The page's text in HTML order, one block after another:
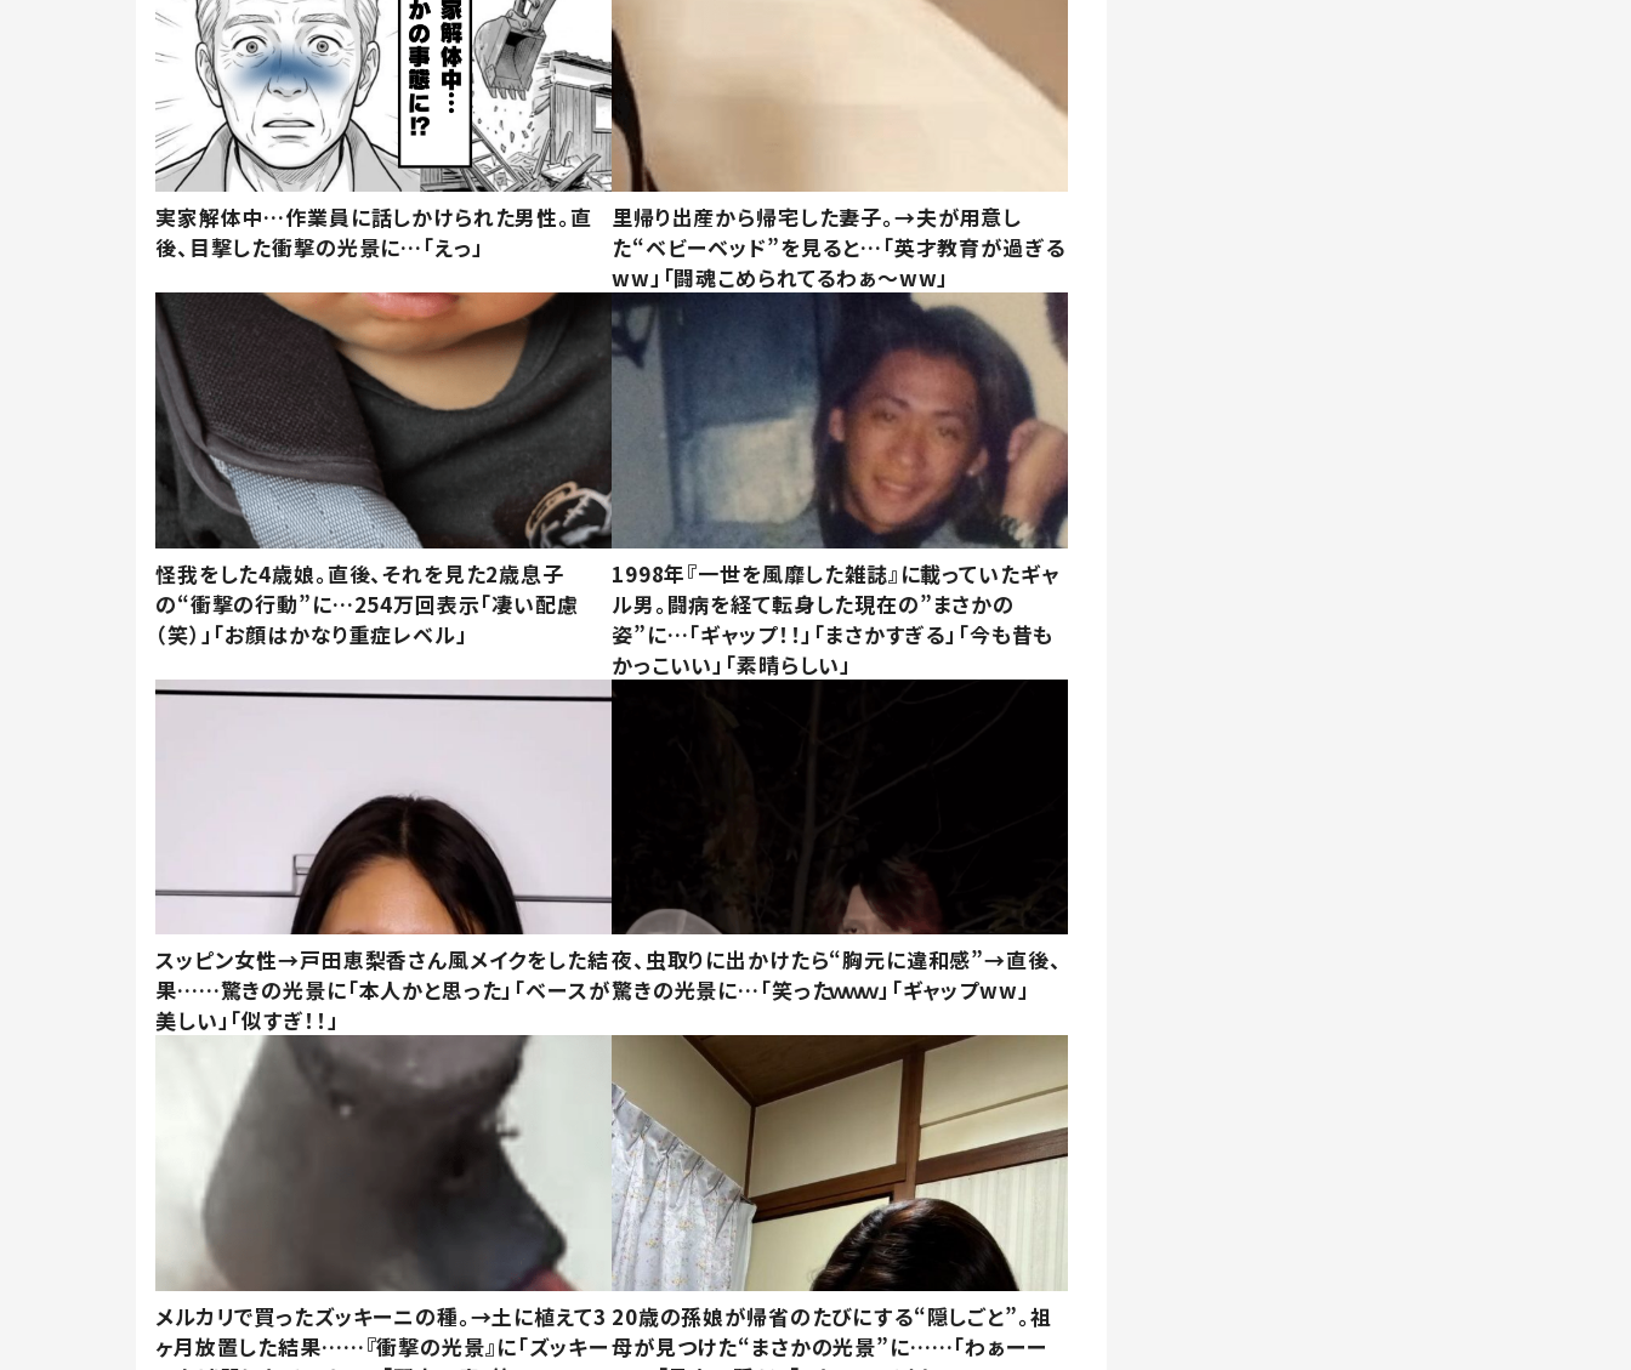
実家解体中…作業員に話しかけられた男性。直
後、目撃した衝撃の光景に…「えっ」
里帰り出産から帰宅した妻子。→夫が用意し
た“ベビーベッド”を見ると…「英才教育が過ぎる
ww」「闘魂こめられてるわぁ～ww」
怪我をした4歳娘。直後、それを見た2歳息子
の“衝撃の行動”に…254万回表示「凄い配慮
（笑）」「お顔はかなり重症レベル」
1998年『一世を風靡した雑誌』に載っていたギャ
ル男。闘病を経て転身した現在の”まさかの
姿”に…「ギャップ！！」「まさかすぎる」「今も昔も
かっこいい」「素晴らしい」
スッピン女性→戸田恵梨香さん風メイクをした結
果……驚きの光景に「本人かと思った」「ベースが
美しい」「似すぎ！！」
夜、虫取りに出かけたら“胸元に違和感”→直後、
驚きの光景に…「笑ったｗｗｗ」「ギャップww」
メルカリで買ったズッキーニの種。→土に植えて3
ヶ月放置した結果……『衝撃の光景』に「ズッキー
20歳の孫娘が帰省のたびにする“隠しごと”。祖
母が見つけた“まさかの光景”に……「わぁーー